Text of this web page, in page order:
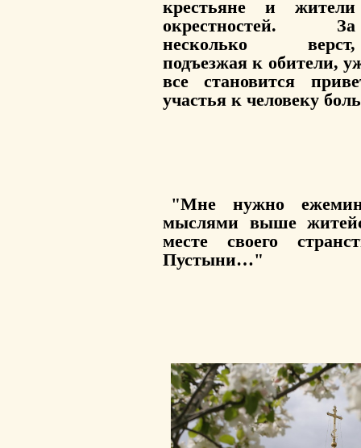
крестьяне и жители
окрестностей. За
несколько верст,
подъезжая к обители,
все становится
участья к человеку
"Мне нужно
мыслями выше
месте своего
Пустыни…"